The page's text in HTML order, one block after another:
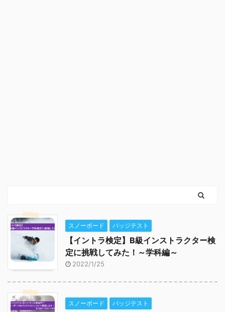
スノーボード バッジテスト
【イントラ検定】B級インストラクター検
定に挑戦してみた！～学科編～
2022/1/25
スノーボード バッジテスト